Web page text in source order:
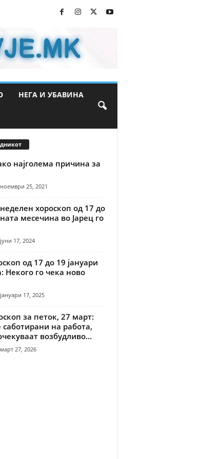
НЕГА И УБАВИНА
најголема причина за
ноември 25, 2021
хороскоп од 17 до
месечина во Јарец го
јуни 17, 2024
од 17 до 19 јануари
Некого го чека ново
јануари 17, 2025
за петок, 27 март:
саботирани на работа,
возбудливо...
март 27, 2026